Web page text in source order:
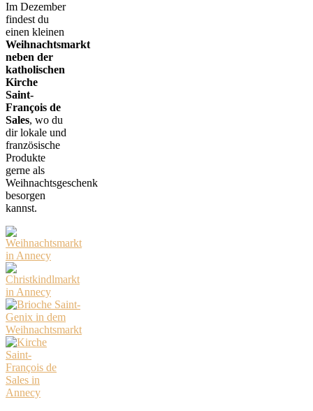
Im Dezember
findest du
einen kleinen
Weihnachtsmarkt
neben der
katholischen
Kirche
Saint-
François de
Sales, wo du
dir lokale und
französische
Produkte
gerne als
Weihnachtsgeschenk
besorgen
kannst.